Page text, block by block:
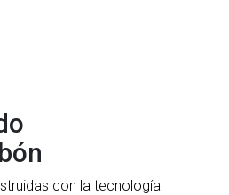
con la tecnología